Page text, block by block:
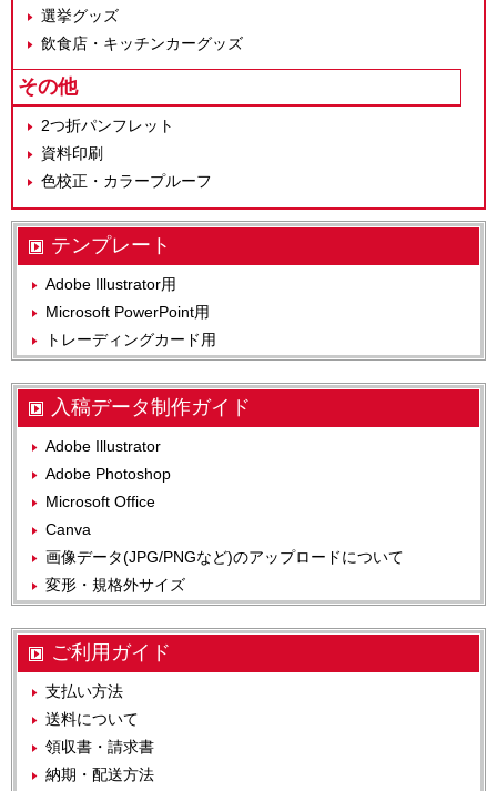
選挙グッズ
飲食店・キッチンカーグッズ
その他
2つ折パンフレット
資料印刷
色校正・カラープルーフ
テンプレート
Adobe Illustrator用
Microsoft PowerPoint用
トレーディングカード用
入稿データ制作ガイド
Adobe Illustrator
Adobe Photoshop
Microsoft Office
Canva
画像データ(JPG/PNGなど)のアップロードについて
変形・規格外サイズ
ご利用ガイド
支払い方法
送料について
領収書・請求書
納期・配送方法